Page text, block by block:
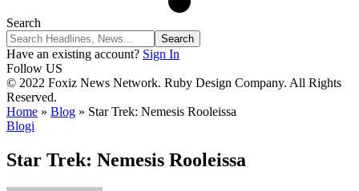
Search
Have an existing account? Sign In
Follow US
© 2022 Foxiz News Network. Ruby Design Company. All Rights
Reserved.
Home » Blog » Star Trek: Nemesis Rooleissa
Blogi
Star Trek: Nemesis Rooleissa